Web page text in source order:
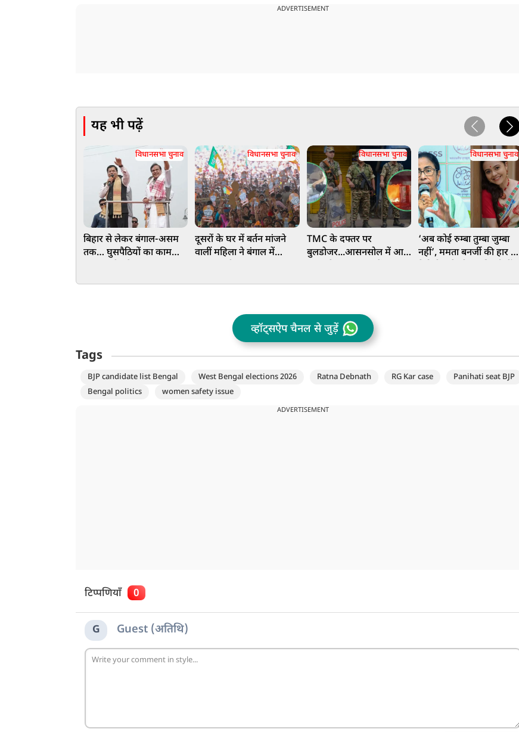
ADVERTISEMENT
यह भी पढ़ें
विधानसभा चुनाव
बिहार से लेकर बंगाल-असम
तक… घुसपैठियों का काम
विधानसभा चुनाव
दूसरों के घर में बर्तन मांजने
वालीं महिला ने बंगाल में
विधानसभा चुनाव
TMC के दफ्तर पर
बुलडोजर...आसनसोल में आग,
विधानसभा चुनाव
‘अब कोई रुम्बा तुम्बा जुम्बा
नहीं’, ममता बनर्जी की हार पर
व्हॉट्सऐप चैनल से जुड़ें
Tags
BJP candidate list Bengal West Bengal elections 2026 Ratna Debnath RG Kar case
Panihati seat BJP
Bengal politics
women safety issue
ADVERTISEMENT
टिप्पणियाँ 0
G Guest (अतिथि)